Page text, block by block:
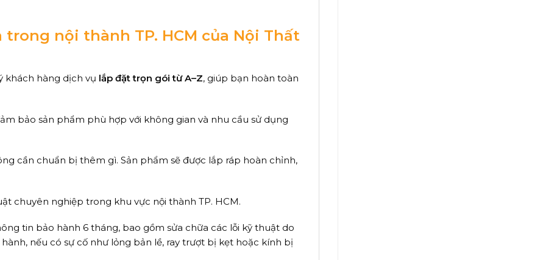
nội thành TP. HCM của Nội Thất
khách hàng dịch vụ lắp đặt trọn gói từ A–Z, giúp bạn hoàn toàn
bảo sản phẩm phù hợp với không gian và nhu cầu sử dụng
cần chuẩn bị thêm gì. Sản phẩm sẽ được lắp ráp hoàn chỉnh,
chuyên nghiệp trong khu vực nội thành TP. HCM.
tin bảo hành 6 tháng, bao gồm sửa chữa các lỗi kỹ thuật do
nếu có sự cố như lỏng bản lề, ray trượt bị kẹt hoặc kính bị